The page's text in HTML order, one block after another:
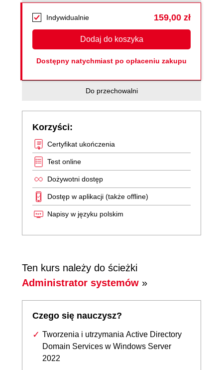
Indywidualnie 159,00 zł
Dodaj do koszyka
Dostępny natychmiast po opłaceniu zakupu
Do przechowalni
Korzyści:
Certyfikat ukończenia
Test online
Dożywotni dostęp
Dostęp w aplikacji (także offline)
Napisy w języku polskim
Ten kurs należy do ścieżki
Administrator systemów »
Czego się nauczysz?
Tworzenia i utrzymania Active Directory
Domain Services w Windows Server
2022